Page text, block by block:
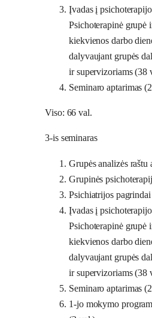
Įvadas į
Psichoterapinė grupė
kiekvienos darbo
dalyvaujant grupės
ir supervizoriams (38
Seminaro aptarimas
Viso: 66 val.
3-is seminaras
Grupės analizės raštu
Grupinės
Psichiatrijos
Įvadas į
Psichoterapinė grupė
kiekvienos darbo
dalyvaujant grupės
ir supervizoriams (38
Seminaro aptarimas
1-jo mokymo